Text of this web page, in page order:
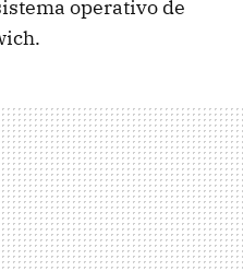
operativo de